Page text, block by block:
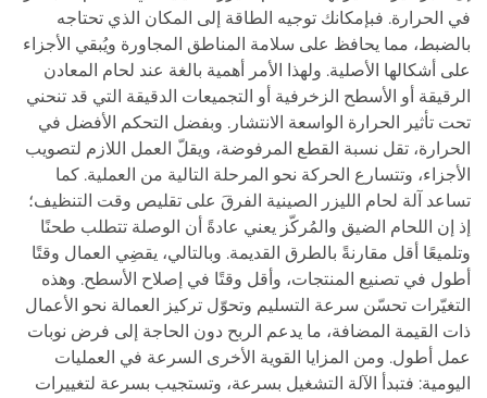
في الحرارة. فبإمكانك توجيه الطاقة إلى المكان الذي تحتاجه
بالضبط، مما يحافظ على سلامة المناطق المجاورة ويُبقي الأجزاء
على أشكالها الأصلية. ولهذا الأمر أهمية بالغة عند لحام المعادن
الرقيقة أو الأسطح الزخرفية أو التجميعات الدقيقة التي قد تنحني
تحت تأثير الحرارة الواسعة الانتشار. وبفضل التحكم الأفضل في
الحرارة، تقل نسبة القطع المرفوضة، ويقلّ العمل اللازم لتصويب
الأجزاء، وتتسارع الحركة نحو المرحلة التالية من العملية. كما
تساعد آلة لحام الليزر الصينية الفرقَ على تقليص وقت التنظيف؛
إذ إن اللحام الضيق والمُركّز يعني عادةً أن الوصلة تتطلب طحنًا
وتلميعًا أقل مقارنةً بالطرق القديمة. وبالتالي، يقضِي العمال وقتًا
أطول في تصنيع المنتجات، وأقل وقتًا في إصلاح الأسطح. وهذه
التغيّرات تحسّن سرعة التسليم وتحوّل تركيز العمالة نحو الأعمال
ذات القيمة المضافة، ما يدعم الربح دون الحاجة إلى فرض نوبات
عمل أطول. ومن المزايا القوية الأخرى السرعة في العمليات
اليومية: فتبدأ الآلة التشغيل بسرعة، وتستجيب بسرعة لتغييرات